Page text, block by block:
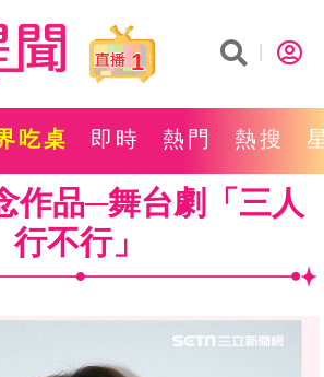
1
吃桌 即時 熱門 熱搜
作品─舞台劇「三人
行不行」